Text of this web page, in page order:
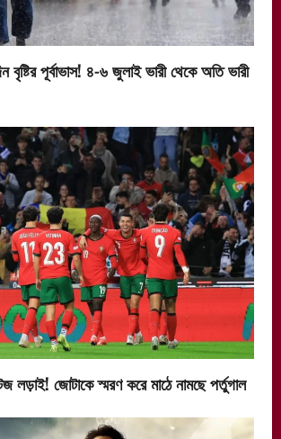
বৃষ্টির পূর্বাভাস! ৪-৬ জুলাই ভারী থেকে অতি ভারী
লড়াই! জোটাকে স্মরণ করে মাঠে নামছে পর্তুগাল